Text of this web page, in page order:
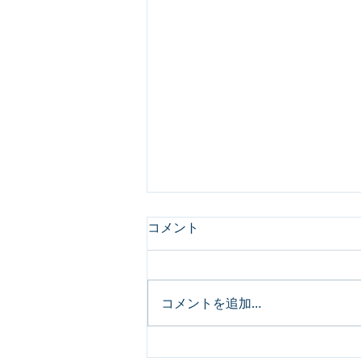
コメント
コメントを追加…